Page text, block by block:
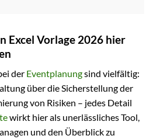
Excel Vorlage 2026 hier
der Eventplanungsind vielfältig:
über die Sicherstellung der
von Risiken – jedes Detail
wirkt hier als unerlässliches Tool,
und den Überblick zu